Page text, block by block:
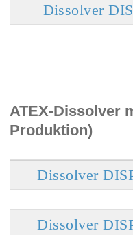
Dissolver
ATEX-Dissolver
Produktion)
Dissolver
Dissolver